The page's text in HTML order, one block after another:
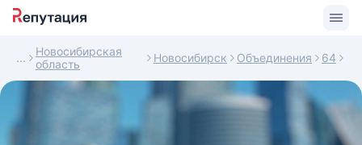
Новосибирская
область
Новосибирск Объединения 64